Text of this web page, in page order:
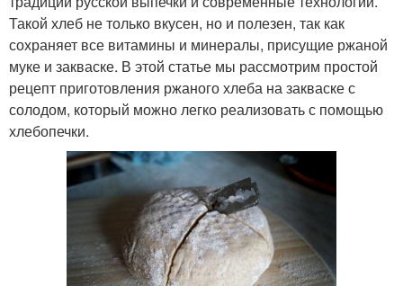
Такой хлеб не только вкусен, но и полезен, так как
сохраняет все витамины и минералы, присущие ржаной
муке и закваске. В этой статье мы рассмотрим простой
рецепт приготовления ржаного хлеба на закваске с
солодом, который можно легко реализовать с помощью
хлебопечки.